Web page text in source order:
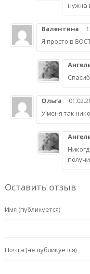
нужна
Валентина
Я просто в
Ольга
У меня так
Оставить отзыв
Имя (публикуется)
Почта (не публикуется)